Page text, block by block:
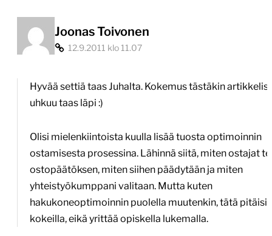
puhetta
Joonas Toivonen
12.9.2011 klo 11.07
Hyvää settiä taas Juhalta. Kokemus tästäkin
uhkuu taas läpi :)
Olisi mielenkiintoista kuulla lisää tuosta optimoinnin
ostamisesta prosessina. Lähinnä siitä, miten ostajat
ostopäätöksen, miten siihen päädytään ja miten
yhteistyökumppani valitaan. Mutta kuten
hakukoneoptimoinnin puolella muutenkin, tätä pitäisi
kokeilla, eikä yrittää opiskella lukemalla.